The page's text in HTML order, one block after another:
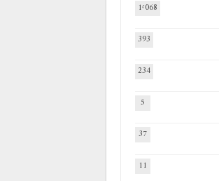
1٬068
393
234
5
37
11